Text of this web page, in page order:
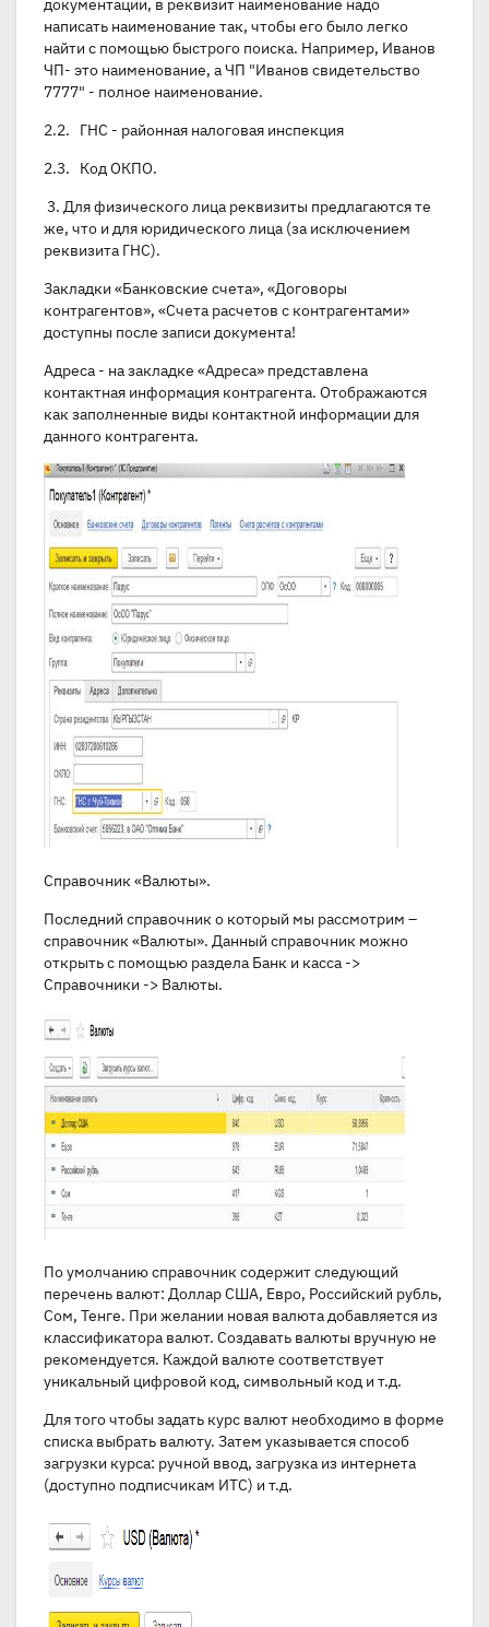
документации, в реквизит наименование надо
написать наименование так, чтобы его было легко
найти с помощью быстрого поиска. Например, Иванов
ЧП- это наименование, а ЧП "Иванов свидетельство
7777" - полное наименование.
2.2. ГНС - районная налоговая инспекция
2.3. Код ОКПО.
3. Для физического лица реквизиты предлагаются те
же, что и для юридического лица (за исключением
реквизита ГНС).
Закладки «Банковские счета», «Договоры
контрагентов», «Счета расчетов с контрагентами»
доступны после записи документа!
Адреса - на закладке «Адреса» представлена
контактная информация контрагента. Отображаются
как заполненные виды контактной информации для
данного контрагента.
Справочник «Валюты».
Последний справочник о который мы рассмотрим –
справочник «Валюты». Данный справочник можно
открыть с помощью раздела Банк и касса ->
Справочники -> Валюты.
По умолчанию справочник содержит следующий
перечень валют: Доллар США, Евро, Российский рубль,
Сом, Тенге. При желании новая валюта добавляется из
классификатора валют. Создавать валюты вручную не
рекомендуется. Каждой валюте соответствует
уникальный цифровой код, символьный код и т.д.
Для того чтобы задать курс валют необходимо в форме
списка выбрать валюту. Затем указывается способ
загрузки курса: ручной ввод, загрузка из интернета
(доступно подписчикам ИТС) и т.д.